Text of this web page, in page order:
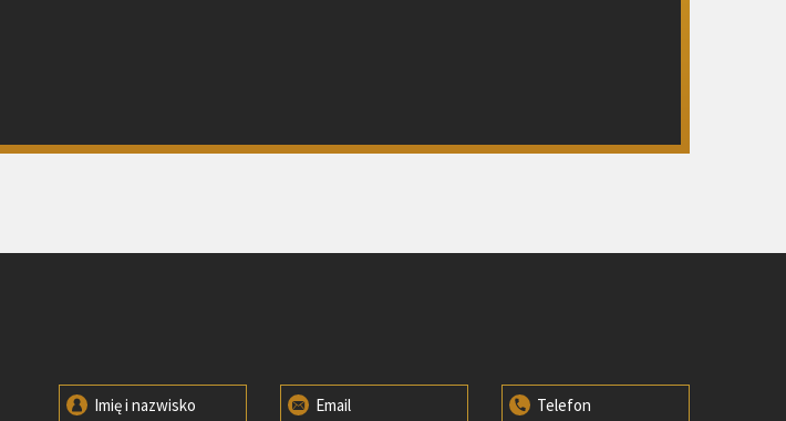
Imię i nazwisko Email Telefon